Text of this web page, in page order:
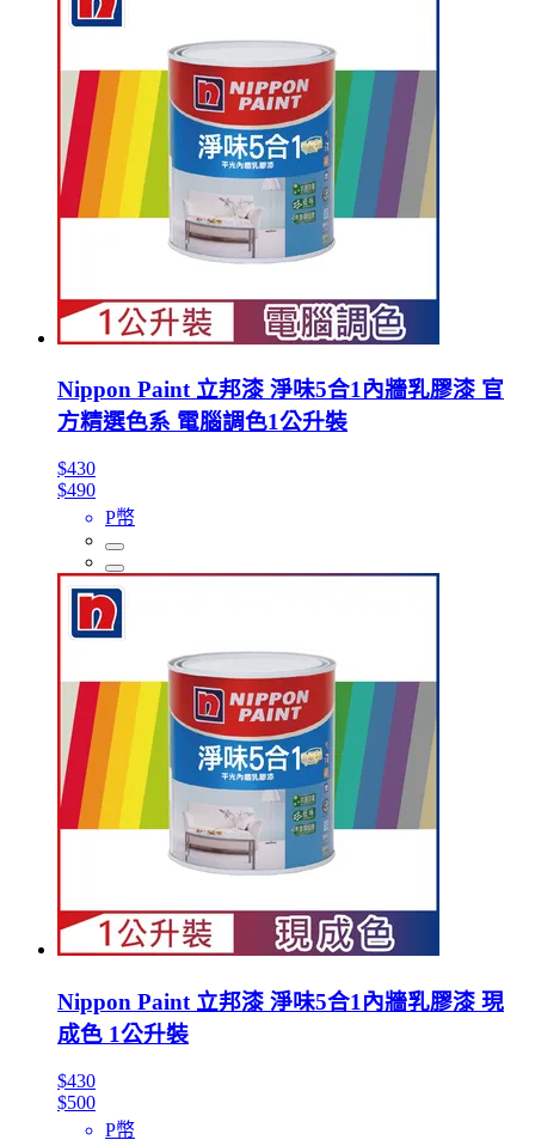
Nippon Paint 立邦漆 淨味5合1內牆乳膠漆 官
方精選色系 電腦調色1公升裝
$430
$490
P幣
Nippon Paint 立邦漆 淨味5合1內牆乳膠漆 現
成色 1公升裝
$430
$500
P幣